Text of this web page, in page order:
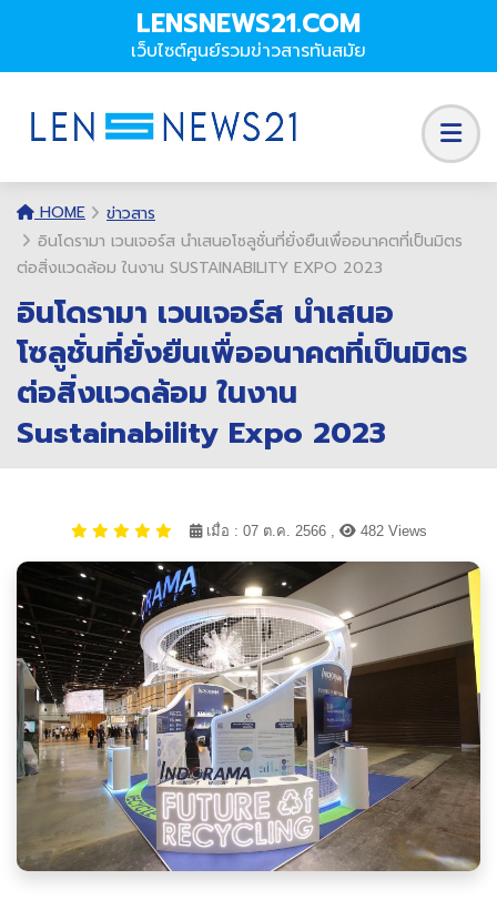
LENSNEWS21.COM
เว็บไซต์ศูนย์รวมข่าวสารทันสมัย
HOME
ข่าวสาร
อินโดรามา เวนเจอร์ส นำเสนอโซลูชั่นที่ยั่งยืนเพื่ออนาคตที่เป็นมิตร
ต่อสิ่งแวดล้อม ในงาน SUSTAINABILITY EXPO 2023
อินโดรามา เวนเจอร์ส นำเสนอ
โซลูชั่นที่ยั่งยืนเพื่ออนาคตที่เป็นมิตร
ต่อสิ่งแวดล้อม ในงาน
Sustainability Expo 2023
เมื่อ : 07 ต.ค. 2566 , 482 Views